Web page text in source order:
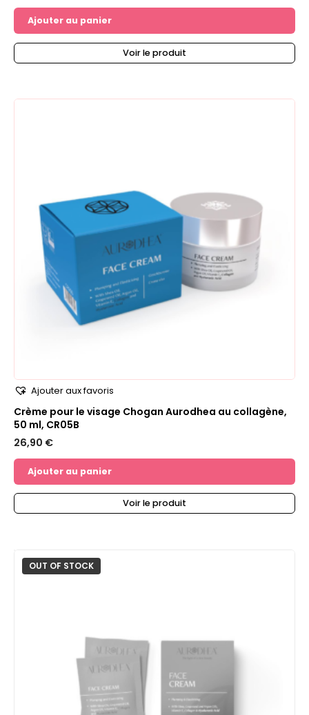
Ajouter au panier
Voir le produit
Ajouter aux favoris
Crème pour le visage Chogan Aurodhea au collagène,
50 ml, CR05B
26,90 €
Ajouter au panier
Voir le produit
OUT OF STOCK